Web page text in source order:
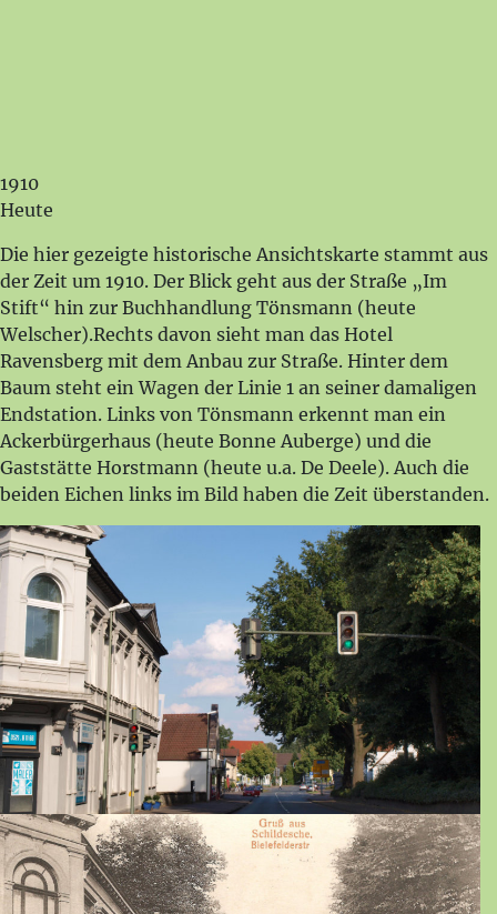
1910
Heute
Die hier gezeigte historische Ansichtskarte stammt aus
der Zeit um 1910. Der Blick geht aus der Straße „Im
Stift“ hin zur Buchhandlung Tönsmann (heute
Welscher).Rechts davon sieht man das Hotel
Ravensberg mit dem Anbau zur Straße. Hinter dem
Baum steht ein Wagen der Linie 1 an seiner damaligen
Endstation. Links von Tönsmann erkennt man ein
Ackerbürgerhaus (heute Bonne Auberge) und die
Gaststätte Horstmann (heute u.a. De Deele). Auch die
beiden Eichen links im Bild haben die Zeit überstanden.